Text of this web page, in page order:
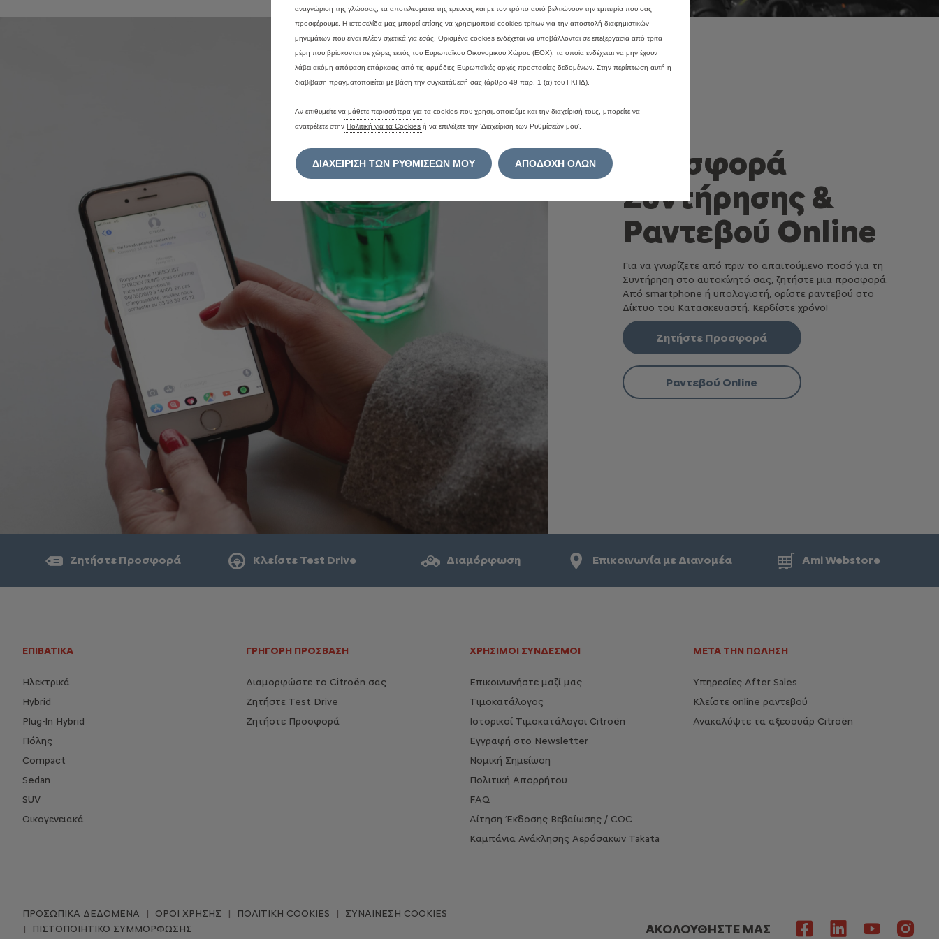
Προσφορά
Συντήρησης &
Ραντεβού Online
Για να γνωρίζετε από πριν το απαιτούμενο ποσό για τη
Συντήρηση στο αυτοκίνητό σας, ζητήστε μια προσφορά.
Από smartphone ή υπολογιστή, ορίστε ραντεβού στο
Δίκτυο του Κατασκευαστή. Κερδίστε χρόνο!
Ζητήστε Προσφορά
Ραντεβού Online
Ζητήστε Προσφορά Κλείστε Test Drive Διαμόρφωση Επικοινωνία με Διανομέα Ami Webstore
ΕΠΙΒΑΤΙΚΑ
Ηλεκτρικά
Hybrid
Plug-In Hybrid
Πόλης
Compact
Sedan
SUV
Οικογενειακά
ΓΡΗΓΟΡΗ ΠΡΟΣΒΑΣΗ
Διαμορφώστε το Citroën σας
Ζητήστε Test Drive
Ζητήστε Προσφορά
ΧΡΉΣΙΜΟΙ ΣΎΝΔΕΣΜΟΙ
Επικοινωνήστε μαζί μας
Τιμοκατάλογος
Ιστορικοί Τιμοκατάλογοι Citroën
Εγγραφή στο Newsletter
Νομική Σημείωση
Πολιτική Απορρήτου
FAQ
Αίτηση Έκδοσης Βεβαίωσης / COC
Καμπάνια Ανάκλησης Αερόσακων Takata
ΜΕΤΑ ΤΗΝ ΠΩΛΗΣΗ
Υπηρεσίες After Sales
Κλείστε online ραντεβού
Ανακαλύψτε τα αξεσουάρ Citroën
ΑΚΟΛΟΥΘΗΣΤΕ ΜΑΣ
ΠΡΟΣΩΠΙΚΑ ΔΕΔΟΜΕΝΑ ΟΡΟΙ ΧΡΗΣΗΣ ΠΟΛΙΤΙΚΗ COOKIES
ΣΥΝΑΙΝΕΣΗ COOKIES
ΠΙΣΤΟΠΟΙΗΤΙΚΟ ΣΥΜΜΟΡΦΩΣΗΣ
αναγνώριση της γλώσσας, τα αποτελέσματα της έρευνας και με τον τρόπο αυτό βελτιώνουν την εμπειρία που σας
προσφέρουμε. Η ιστοσελίδα μας μπορεί επίσης να χρησιμοποιεί cookies τρίτων για την αποστολή διαφημιστικών
μηνυμάτων που είναι πλέον σχετικά για εσάς. Ορισμένα cookies ενδέχεται να υποβάλλονται σε επεξεργασία από τρίτα
μέρη που βρίσκονται σε χώρες εκτός του Ευρωπαϊκού Οικονομικού Χώρου (ΕΟΧ), τα οποία ενδέχεται να μην έχουν
λάβει ακόμη απόφαση επάρκειας από τις αρμόδιες Ευρωπαϊκές αρχές προστασίας δεδομένων. Στην περίπτωση αυτή η
διαβίβαση πραγματοποιείται με βάση την συγκατάθεσή σας (άρθρο 49 παρ. 1 (α) του ΓΚΠΔ).
Αν επιθυμείτε να μάθετε περισσότερα για τα cookies που χρησιμοποιούμε και την διαχείρισή τους, μπορείτε να
ανατρέξετε στην Πολιτική για τα Cookies ή να επιλέξετε την ‘Διαχείριση των Ρυθμίσεών μου’.
ΔΙΑΧΕΙΡΙΣΗ ΤΩΝ ΡΥΘΜΙΣΕΩΝ ΜΟΥ ΑΠΟΔΟΧΗ ΟΛΩΝ